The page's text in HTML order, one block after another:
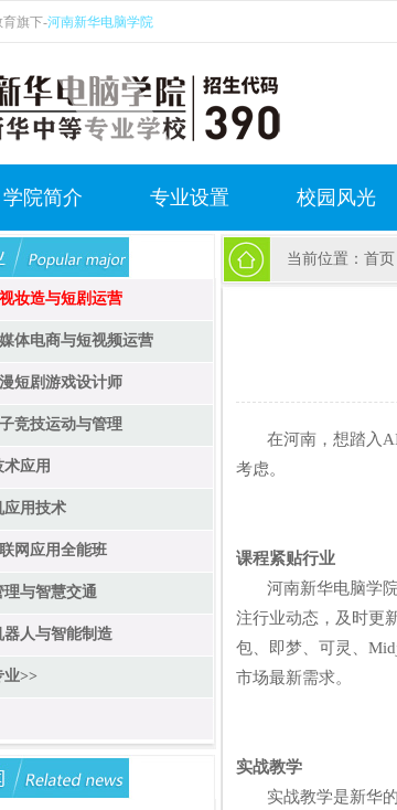
育旗下-河南新华电脑学院
学院简介 专业设置 校园风光
妆造与短剧运营
体电商与短视频运营
短剧游戏设计师
竞技运动与管理
应用
应用技术
网应用全能班
理与智慧交通
器人与智能制造
业>>
当前位置： 首页
在河南，想踏入AI
考虑。
课程紧贴行业
河南新华电脑学院
注行业动态，及时更
包、即梦、可灵、
市场最新需求。
实战教学
实战教学是新华的